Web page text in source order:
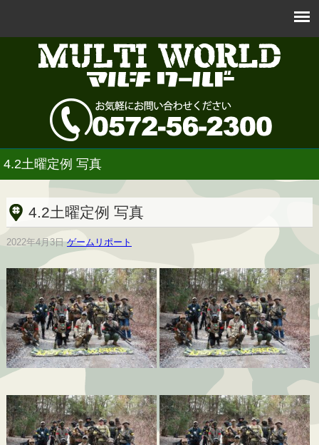
4.2土曜定例 写真
4.2土曜定例 写真
2022年4月3日 ゲームリポート